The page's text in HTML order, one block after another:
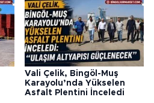
Vali Çelik, Bingöl-Muş
Karayolu’nda Yükselen
Asfalt Plentini İnceledi